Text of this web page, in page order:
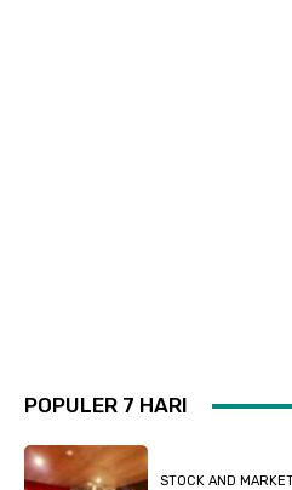
POPULER 7 HARI
STOCK AND